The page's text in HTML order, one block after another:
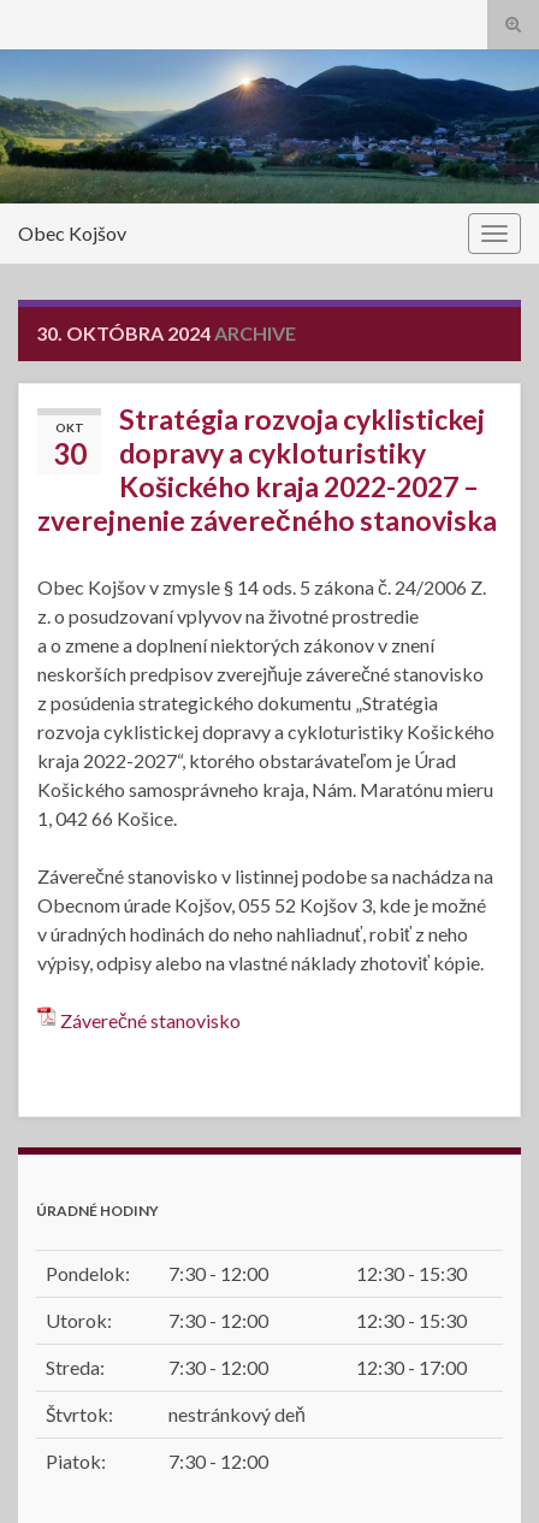
Obec Kojšov
30. OKTÓBRA 2024ARCHIVE
OKT
30
Stratégia rozvoja cyklistickej
dopravy a cykloturistiky
Košického kraja 2022-2027 –
zverejnenie záverečného stanoviska
Obec Kojšov v zmysle § 14 ods. 5 zákona č. 24/2006 Z.
z. o posudzovaní vplyvov na životné prostredie
a o zmene a doplnení niektorých zákonov v znení
neskorších predpisov zverejňuje záverečné stanovisko
z posúdenia strategického dokumentu „Stratégia
rozvoja cyklistickej dopravy a cykloturistiky Košického
kraja 2022-2027“, ktorého obstarávateľom je Úrad
Košického samosprávneho kraja, Nám. Maratónu mieru
1, 042 66 Košice.
Záverečné stanovisko v listinnej podobe sa nachádza na
Obecnom úrade Kojšov, 055 52 Kojšov 3, kde je možné
v úradných hodinách do neho nahliadnuť, robiť z neho
výpisy, odpisy alebo na vlastné náklady zhotoviť kópie.
Záverečné stanovisko
ÚRADNÉ HODINY
Pondelok: 7:30 - 12:00 12:30 - 15:30
Utorok: 7:30 - 12:00 12:30 - 15:30
Streda: 7:30 - 12:00 12:30 - 17:00
Štvrtok: nestránkový deň
Piatok: 7:30 - 12:00